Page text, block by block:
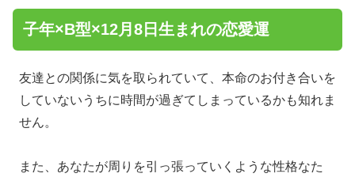
子年×B型×12月8日生まれの恋愛運
友達との関係に気を取られていて、本命のお付き合いを
していないうちに時間が過ぎてしまっているかも知れま
せん。
また、あなたが周りを引っ張っていくような性格なた